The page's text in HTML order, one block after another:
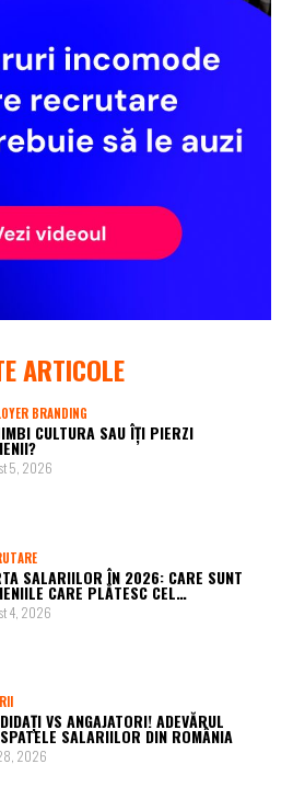
ARTICOLE
BRANDING
CULTURA SAU ÎȚI PIERZI
5, 2026
SALARIILOR ÎN 2026: CARE SUNT
CARE PLĂTESC CEL…
4, 2026
VS ANGAJATORI! ADEVĂRUL
SALARIILOR DIN ROMÂNIA
2026